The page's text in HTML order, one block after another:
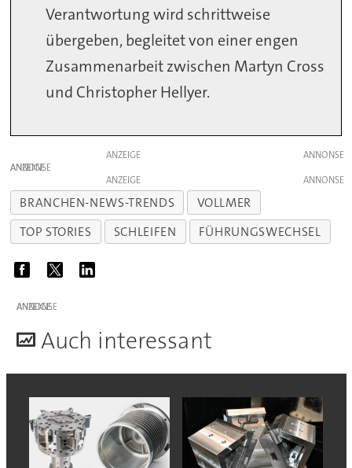
Verantwortung wird schrittweise
übergeben, begleitet von einer engen
Zusammenarbeit zwischen Martyn Cross
und Christopher Hellyer.
ANZEIGE
ANZEIGE
ANZEIGE
BRANCHEN-NEWS-TRENDS
VOLLMER
TOP STORIES
SCHLEIFEN FÜHRUNGSWECHSEL
ANZEIGE
Auch interessant